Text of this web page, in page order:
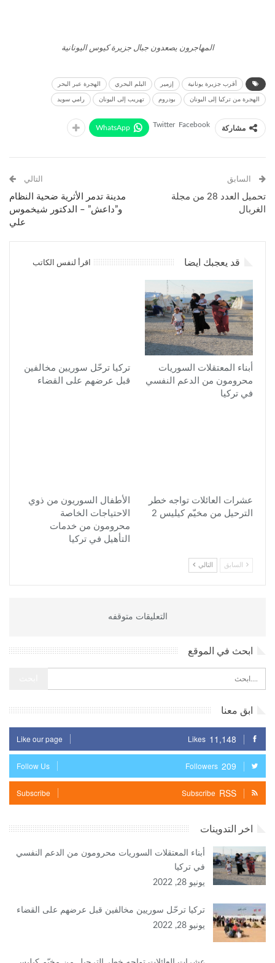
المهاجرون يصعدون جبال جزيرة كيوس اليونانية
أقرب جزيرة يونانية إزمير البلم البحري الهجرة عبر البحر
الهجرة من تركيا إلى اليونان بودروم تهريب إلى اليونان رامي سويد
مشاركة Facebook
Twitter
WhatsApp
السابق
تحميل العدد 28 من مجلة
الغربال
التالي
مدينة تدمر الأثرية ضحية النظام
و”داعش” – الدكتور شيخموس
علي
قد يعجبك ايضا اقرأ لنفس الكاتب
أبناء المعتقلات السوريات
محرومون من الدعم النفسي
في تركيا
تركيا ترحّل سوريين مخالفين
قبل عرضهم على القضاء
عشرات العائلات تواجه خطر
الترحيل من مخيّم كيليس 2
الأطفال السوريون من ذوي
الاحتياجات الخاصة
محرومون من خدمات
التأهيل في تركيا
السابق التالي
التعليقات متوقفه
ابحث في الموقع
ابق معنا
11,148
Likes
Like our page
209
Followers
Follow Us
RSS
Subscribe
Subscribe
اخر التدوينات
أبناء المعتقلات السوريات محرومون من الدعم النفسي
في تركيا
يونيو 28, 2022
تركيا ترحّل سوريين مخالفين قبل عرضهم على القضاء
يونيو 28, 2022